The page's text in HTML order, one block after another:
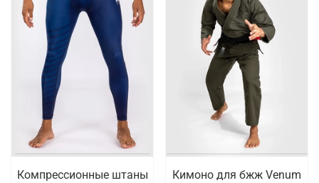
Компрессионные штаны
Кимоно для бжж Venum